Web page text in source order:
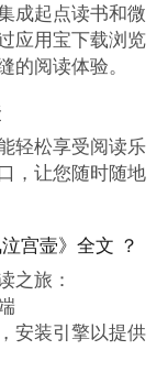
成起点读书和微
应用宝下载浏览
的阅读体验。
轻松享受阅读乐
，让您随时随地
宫壸》全文 ？
之旅：
安装引擎以提供